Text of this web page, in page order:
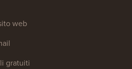
web
gratuiti